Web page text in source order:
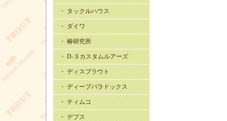
・ タックルハウス
・ ダイワ
・ 椿研究所
・ D-３カスタムルアーズ
・ ディスプラウト
・ ディープパラドックス
・ ティムコ
・ デプス